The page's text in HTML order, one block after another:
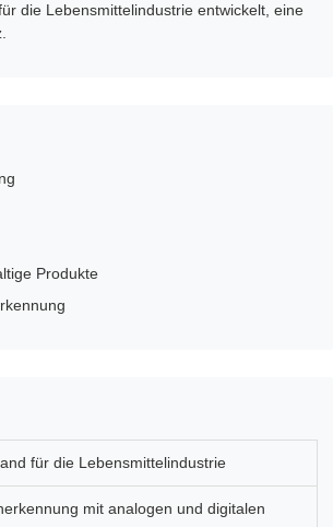
die Lebensmittelindustrie entwickelt, eine
Produkte
für die Lebensmittelindustrie
mit analogen und digitalen